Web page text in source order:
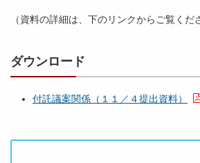
（資料の詳細は、下のリンクからご覧くだ
ダウンロード
付託議案関係（１１／４提出資料）